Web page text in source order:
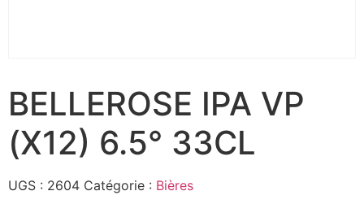
BELLEROSE IPA VP
(X12) 6.5° 33CL
UGS : 2604 Catégorie : Bières